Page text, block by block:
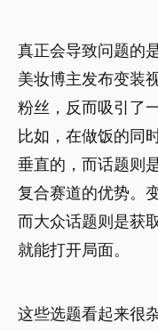
真正会导致问题的
美妆博主发布变装
粉丝，反而吸引了
比如，在做饭的同
垂直的，而话题则
复合赛道的优势。
而大众话题则是获
就能打开局面。
这些选题看起来很